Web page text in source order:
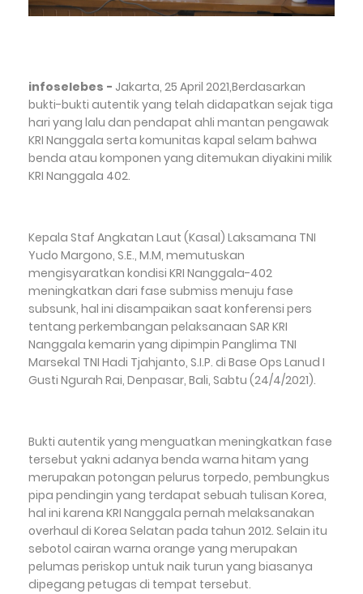
infoselebes - Jakarta, 25 April 2021,Berdasarkan
bukti-bukti autentik yang telah didapatkan sejak tiga
hari yang lalu dan pendapat ahli mantan pengawak
KRI Nanggala serta komunitas kapal selam bahwa
benda atau komponen yang ditemukan diyakini milik
KRI Nanggala 402.
Kepala Staf Angkatan Laut (Kasal) Laksamana TNI
Yudo Margono, S.E., M.M, memutuskan
mengisyaratkan kondisi KRI Nanggala-402
meningkatkan dari fase submiss menuju fase
subsunk, hal ini disampaikan saat konferensi pers
tentang perkembangan pelaksanaan SAR KRI
Nanggala kemarin yang dipimpin Panglima TNI
Marsekal TNI Hadi Tjahjanto, S.I.P. di Base Ops Lanud I
Gusti Ngurah Rai, Denpasar, Bali, Sabtu (24/4/2021).
Bukti autentik yang menguatkan meningkatkan fase
tersebut yakni adanya benda warna hitam yang
merupakan potongan pelurus torpedo, pembungkus
pipa pendingin yang terdapat sebuah tulisan Korea,
hal ini karena KRI Nanggala pernah melaksanakan
overhaul di Korea Selatan pada tahun 2012. Selain itu
sebotol cairan warna orange yang merupakan
pelumas periskop untuk naik turun yang biasanya
dipegang petugas di tempat tersebut.